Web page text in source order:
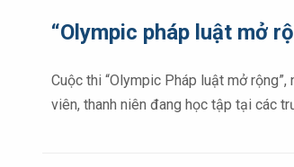
“Olympic pháp luật mở
Cuộc thi “Olympic Pháp luật mở
viên, thanh niên đang học tập tại các